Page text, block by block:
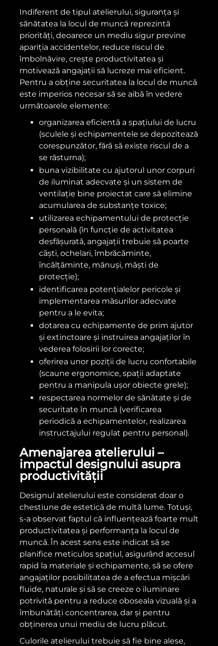
Indiferent de tipul atelierului, siguranța și
sănătatea la locul de muncă reprezintă
priorități, deoarece un mediu sigur previne
apariția accidentelor, reduce riscul de
îmbolnăvire, crește productivitatea și
motivează angajații să lucreze mai eficient.
Pentru a obține securitatea la locul de muncă
este imperios necesar să se aibă în vedere
următoarele elemente:
organizarea eficientă a spațiului de lucru
(sculele și echipamentele se depozitează
corespunzător, fără să existe riscul de a
se răsturna);
buna vizibilitate cu ajutorul unor corpuri
de iluminat adecvate și un sistem de
ventilație bine proiectat care să elimine
acumularea de substanțe toxice;
utilizarea echipamentului de protecție
personală (în funcție de activitatea
desfășurată, angajații trebuie să poarte
căști, ochelari, îmbrăcăminte,
încălțăminte, mănuși, măști de
protecție);
identificarea potențialelor pericole și
implementarea măsurilor adecvate
pentru a le evita;
dotarea cu echipamente de prim ajutor
și extinctoare și instruirea angajaților în
vederea folosirii lor corecte;
oferirea unor poziții de lucru confortabile
(scaune ergonomice, spații adaptate
pentru a manipula ușor obiecte grele);
respectarea normelor de sănătate și de
securitate în muncă (verificarea
periodică a echipamentelor, realizarea
instructajului regulat pentru personal).
Amenajarea atelierului –
impactul designului asupra
productivității
Designul atelierului este considerat doar o
chestiune de estetică de multă lume. Totuși,
s-a observat faptul că influențează foarte mult
productivitatea și performanța la locul de
muncă. În acest sens este indicat să se
planifice meticulos spațiul, asigurând accesul
rapid la materiale și echipamente, să se ofere
angajaților posibilitatea de a efectua mișcări
fluide, naturale și să se creeze o iluminare
potrivită pentru a reduce oboseala vizuală și a
îmbunătăți concentrarea, dar și pentru
obținerea unui mediu de lucru plăcut.
Culorile atelierului trebuie să fie bine alese,